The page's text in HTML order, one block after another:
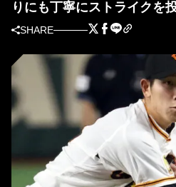
りにも丁寧にストライクを
SHARE